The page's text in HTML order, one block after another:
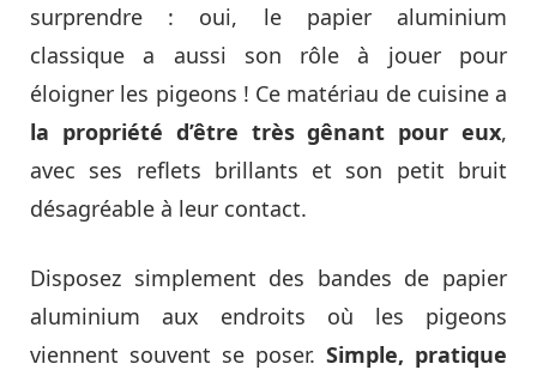
surprendre : oui, le papier aluminium
classique a aussi son rôle à jouer pour
éloigner les pigeons ! Ce matériau de cuisine a
la propriété d’être très gênant pour eux,
avec ses reflets brillants et son petit bruit
désagréable à leur contact.
Disposez simplement des bandes de papier
aluminium aux endroits où les pigeons
viennent souvent se poser. Simple, pratique